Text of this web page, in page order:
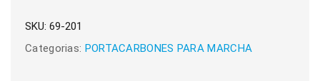
SKU: 69-201
Categorias: PORTACARBONES PARA MARCHA